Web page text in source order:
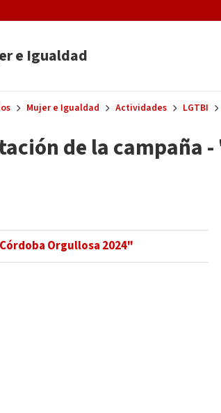
e Igualdad
Mujer e Igualdad Actividades LGTBI
de la campaña
Orgullosa 2024"